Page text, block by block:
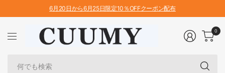
6月20日から6月25日限定10％OFFクーポン配布
0